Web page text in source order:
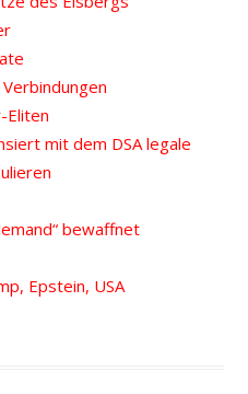
Eliten
mit dem DSA legale
bewaffnet
Epstein, USA